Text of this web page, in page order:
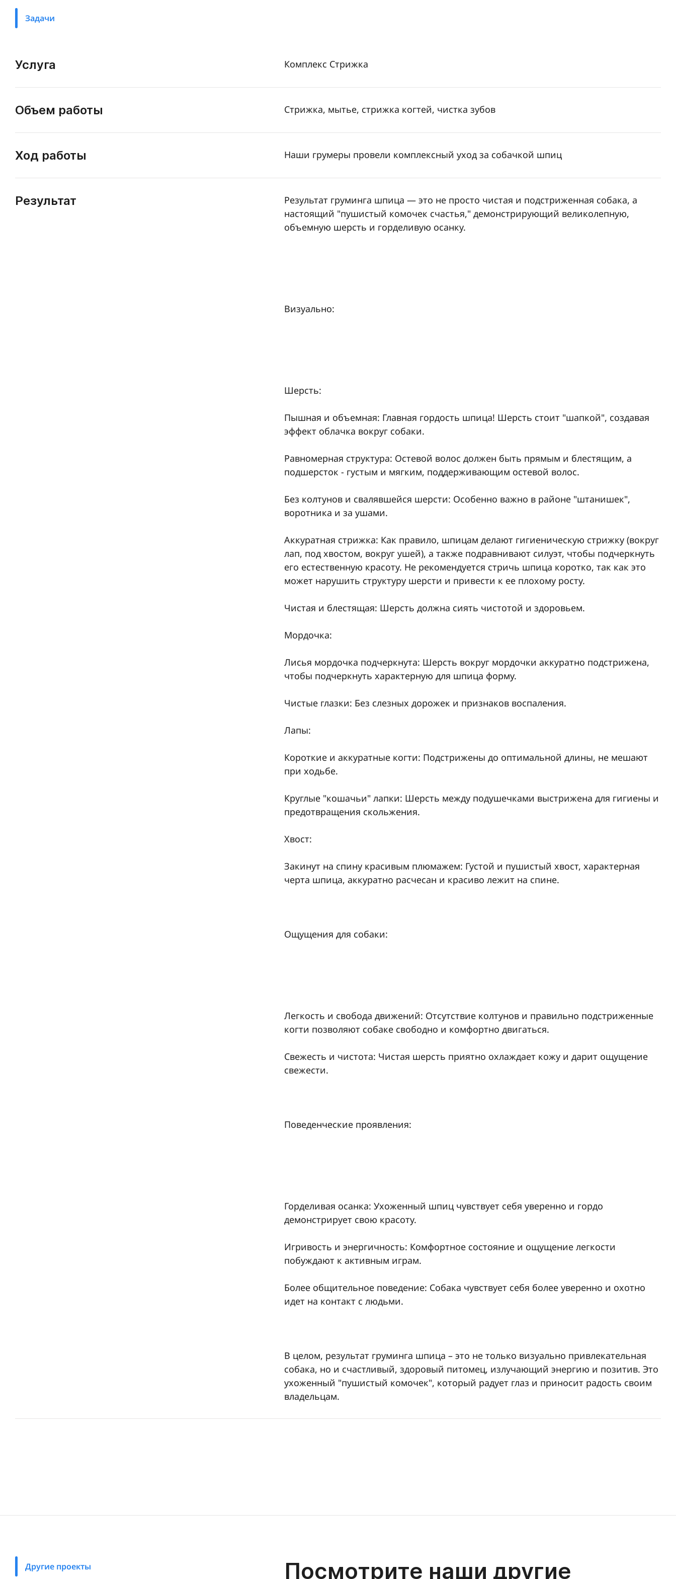
Задачи
Услуга Комплекс Стрижка
Объем работы Стрижка, мытье, стрижка когтей, чистка зубов
Ход работы Наши грумеры провели комплексный уход за собачкой шпиц
Результат
Результат груминга шпица — это не просто чистая и подстриженная собака, а
настоящий "пушистый комочек счастья," демонстрирующий великолепную,
объемную шерсть и горделивую осанку.
Визуально:
Шерсть:
Пышная и объемная: Главная гордость шпица! Шерсть стоит "шапкой", создавая
эффект облачка вокруг собаки.
Равномерная структура: Остевой волос должен быть прямым и блестящим, а
подшерсток - густым и мягким, поддерживающим остевой волос.
Без колтунов и свалявшейся шерсти: Особенно важно в районе "штанишек",
воротника и за ушами.
Аккуратная стрижка: Как правило, шпицам делают гигиеническую стрижку (вокруг
лап, под хвостом, вокруг ушей), а также подравнивают силуэт, чтобы подчеркнуть
его естественную красоту. Не рекомендуется стричь шпица коротко, так как это
может нарушить структуру шерсти и привести к ее плохому росту.
Чистая и блестящая: Шерсть должна сиять чистотой и здоровьем.
Мордочка:
Лисья мордочка подчеркнута: Шерсть вокруг мордочки аккуратно подстрижена,
чтобы подчеркнуть характерную для шпица форму.
Чистые глазки: Без слезных дорожек и признаков воспаления.
Лапы:
Короткие и аккуратные когти: Подстрижены до оптимальной длины, не мешают
при ходьбе.
Круглые "кошачьи" лапки: Шерсть между подушечками выстрижена для гигиены и
предотвращения скольжения.
Хвост:
Закинут на спину красивым плюмажем: Густой и пушистый хвост, характерная
черта шпица, аккуратно расчесан и красиво лежит на спине.
Ощущения для собаки:
Легкость и свобода движений: Отсутствие колтунов и правильно подстриженные
когти позволяют собаке свободно и комфортно двигаться.
Свежесть и чистота: Чистая шерсть приятно охлаждает кожу и дарит ощущение
свежести.
Поведенческие проявления:
Горделивая осанка: Ухоженный шпиц чувствует себя уверенно и гордо
демонстрирует свою красоту.
Игривость и энергичность: Комфортное состояние и ощущение легкости
побуждают к активным играм.
Более общительное поведение: Собака чувствует себя более уверенно и охотно
идет на контакт с людьми.
В целом, результат груминга шпица – это не только визуально привлекательная
собака, но и счастливый, здоровый питомец, излучающий энергию и позитив. Это
ухоженный "пушистый комочек", который радует глаз и приносит радость своим
владельцам.
Другие проекты Посмотрите наши другие